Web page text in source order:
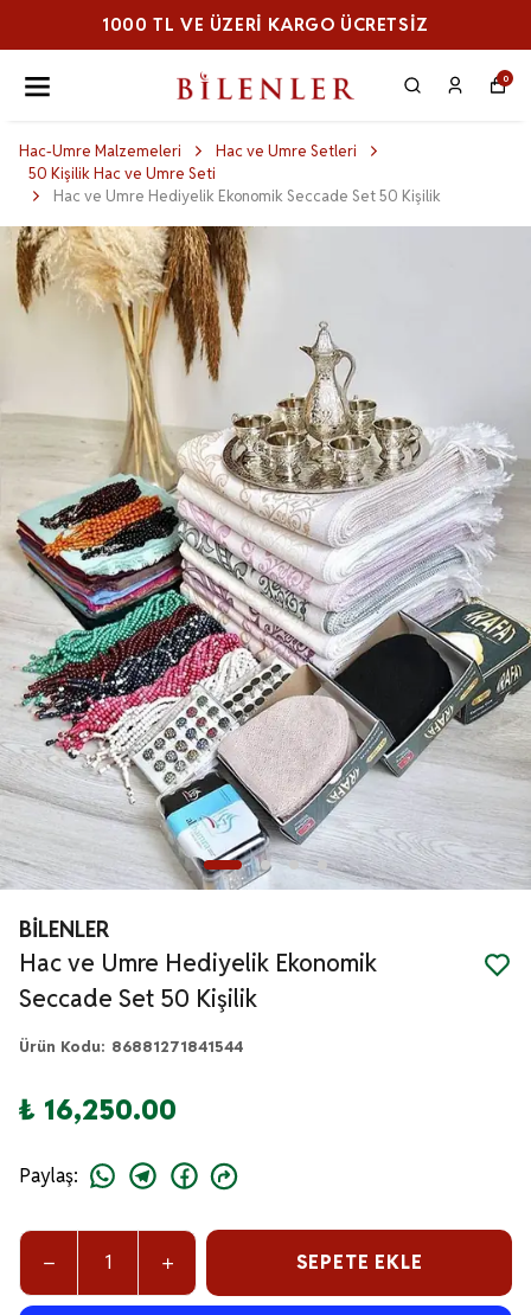
TL VE ÜZERI KARGO ÜCRETSİZ
0
Hac-Umre Malzemeleri
Hac ve Umre Setleri
50 Kişilik Hac ve Umre Seti
Hac ve Umre Hediyelik Ekonomik Seccade Set 50 Kişilik
BİLENLER
Hac ve Umre Hediyelik Ekonomik
Seccade Set 50 Kişilik
Ürün Kodu: 86881271841544
₺ 16,250.00
Paylaş:
SEPETE EKLE